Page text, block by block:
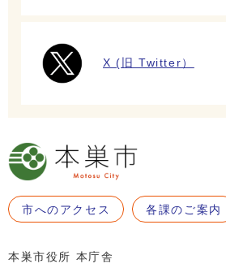
X (旧 Twitter）
市へのアクセス 各課のご案内
本巣市役所 本庁舎